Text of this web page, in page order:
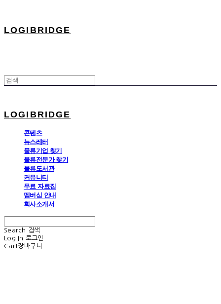
LOGIBRIDGE
LOGIBRIDGE
콘텐츠
뉴스레터
물류기업 찾기
물류전문가 찾기
물류도서관
커뮤니티
무료 자료집
멤버십 안내
회사소개서
Search
검색
Log In 로그인
Cart장바구니